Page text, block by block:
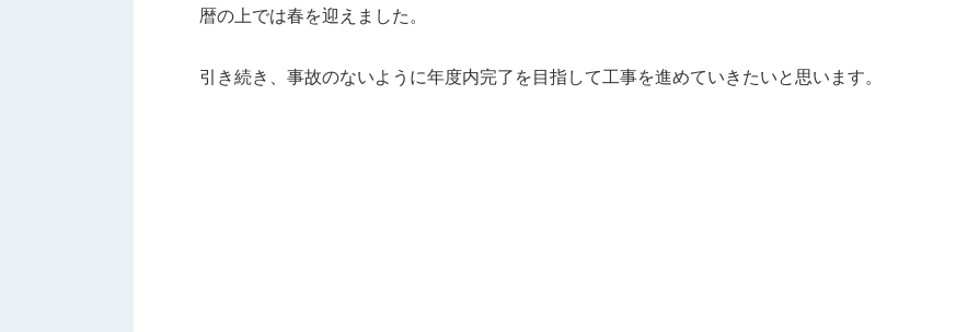
暦の上では春を迎えました。
引き続き、事故のないように年度内完了を目指して工事を進めていきたいと思います。